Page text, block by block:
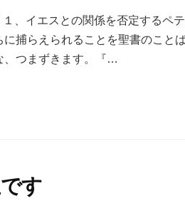
、イエスとの関係を否定するペ
捕らえられることを聖書のこと
、つまずきます。『…
す